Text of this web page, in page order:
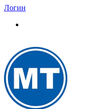
Логин